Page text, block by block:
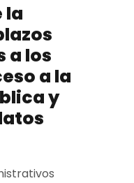
la
a los
a la
y